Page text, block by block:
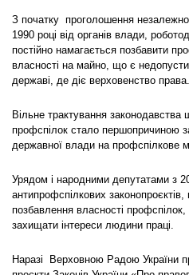
З початку проголошення
1990 році від органів влади,
постійно намагається позбавити
власності на майно, що є
державі, де діє верховенство права.
Вільне трактування
профспілок стало першопричиною
державної влади на профспілкове
Урядом і народними депутатами з
антипрофспілкових
позбавлення власності
захищати інтереси людини праці.
Наразі Верховною Радою України